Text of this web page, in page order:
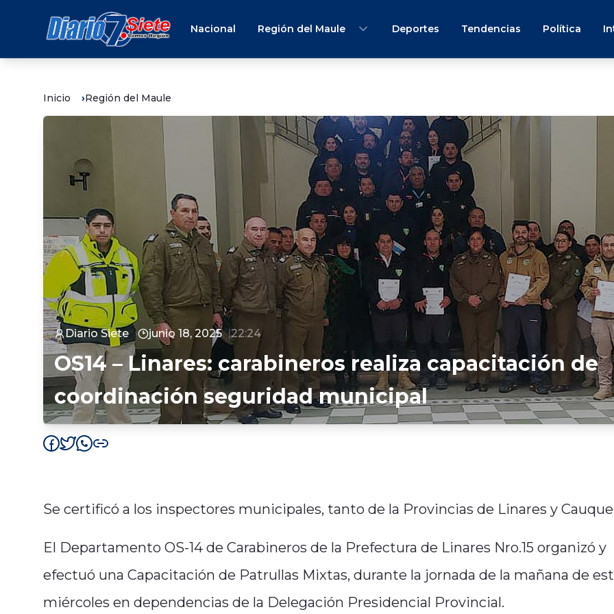
Nacional Región del Maule Deportes Tendencias Política
Inicio Región del Maule
Diario Siete junio 18, 2025 22:24
OS14 – Linares: carabineros realiza capacitación de
coordinación seguridad municipal
Se certificó a los inspectores municipales, tanto de la Provincias de Linares y
El Departamento OS-14 de Carabineros de la Prefectura de Linares Nro.15 organizó y
efectuó una Capacitación de Patrullas Mixtas, durante la jornada de la mañana de
miércoles en dependencias de la Delegación Presidencial Provincial.